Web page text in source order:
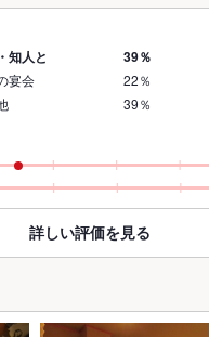
知人と
39％
宴会
22％
39％
詳しい評価を見る